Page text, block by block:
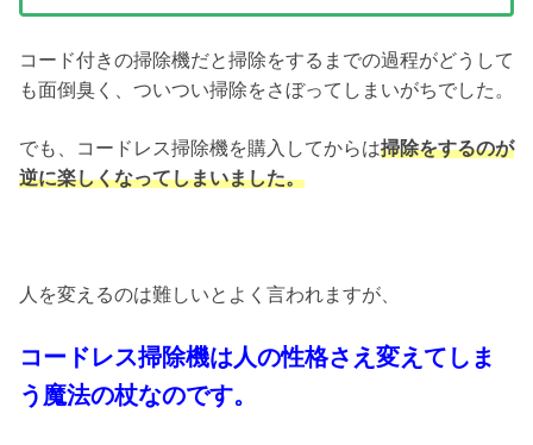
コード付きの掃除機だと掃除をするまでの過程がどうして
も面倒臭く、ついつい掃除をさぼってしまいがちでした。
でも、コードレス掃除機を購入してからは掃除をするのが
逆に楽しくなってしまいました。
人を変えるのは難しいとよく言われますが、
コードレス掃除機は人の性格さえ変えてしま
う魔法の杖なのです。